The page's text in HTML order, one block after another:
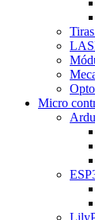
Micro